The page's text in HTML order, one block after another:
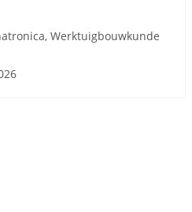
Werktuigbouwkunde